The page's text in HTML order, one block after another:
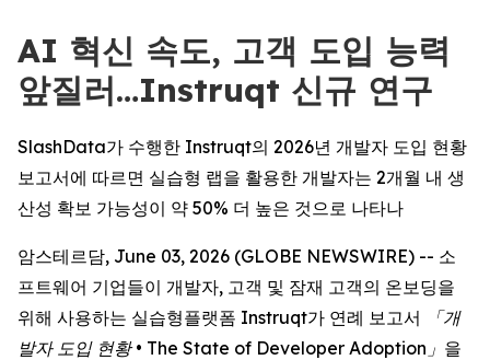
AI 혁신 속도, 고객 도입 능력
앞질러…Instruqt 신규 연구
SlashData가 수행한 Instruqt의 2026년 개발자 도입 현황
보고서에 따르면 실습형 랩을 활용한 개발자는 2개월 내 생
산성 확보 가능성이 약 50% 더 높은 것으로 나타나
암스테르담, June 03, 2026 (GLOBE NEWSWIRE) -- 소
프트웨어 기업들이 개발자, 고객 및 잠재 고객의 온보딩을
위해 사용하는 실습형플랫폼 Instruqt가 연례 보고서
「개
발자 도입 현황 • The State of Developer Adoption 」 을